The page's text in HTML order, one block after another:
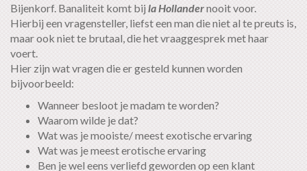
Bijenkorf. Banaliteit komt bijla Hollandernooit voor.
Hierbij een vragensteller, liefst een man die niet al te preuts is,
maar ook niet te brutaal, die het vraaggesprek met haar
voert.
Hier zijn wat vragen die er gesteld kunnen worden
bijvoorbeeld:
Wanneer besloot je madam te worden?
Waarom wilde je dat?
Wat was je mooiste/ meest exotische ervaring
Wat was je meest erotische ervaring
Ben je wel eens verliefd geworden op een klant